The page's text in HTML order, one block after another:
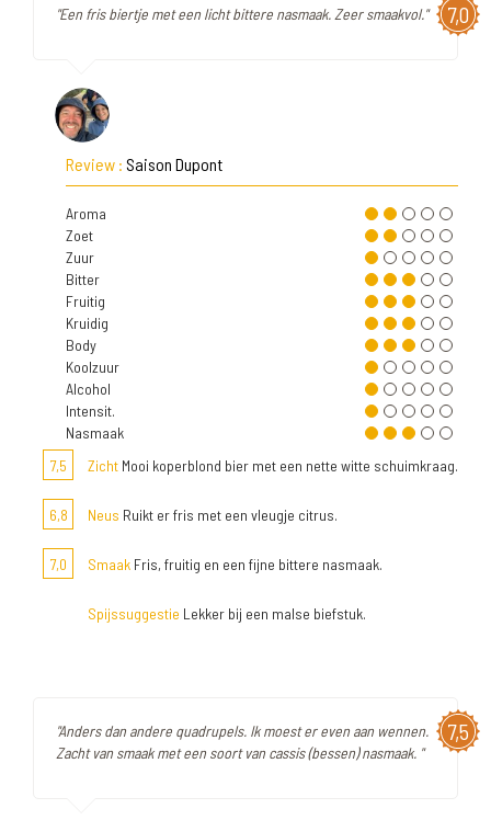
7,0
"Een fris biertje met een licht bittere nasmaak. Zeer smaakvol."
Review : Saison Dupont
Aroma
Zoet
Zuur
Bitter
Fruitig
Kruidig
Body
Koolzuur
Alcohol
Intensit.
Nasmaak
7,5
Zicht Mooi koperblond bier met een nette witte schuimkraag.
6,8 Neus Ruikt er fris met een vleugje citrus.
7,0 Smaak Fris, fruitig en een fijne bittere nasmaak.
Spijssuggestie Lekker bij een malse biefstuk.
7,5
"Anders dan andere quadrupels. Ik moest er even aan wennen.
Zacht van smaak met een soort van cassis (bessen) nasmaak. "